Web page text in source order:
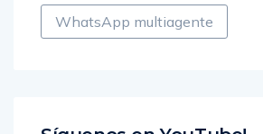
WhatsApp multiagente